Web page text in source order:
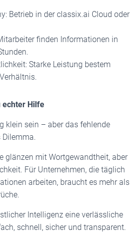
Betrieb in der classix.ai Cloud oder
finden Informationen in
Starke Leistung bestem
echter Hilfe
klein sein – aber das fehlende
Dilemma.
glänzen mit Wortgewandtheit, aber
Für Unternehmen, die täglich
arbeiten, braucht es mehr als
Intelligenz eine verlässliche
schnell, sicher und transparent.